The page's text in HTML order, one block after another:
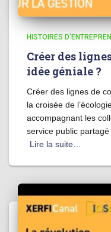
HISTOIRES
Créer des
idée géniale ?
Créer des lignes de
la croisée de
accompagnant les
service public
Lire la suite…